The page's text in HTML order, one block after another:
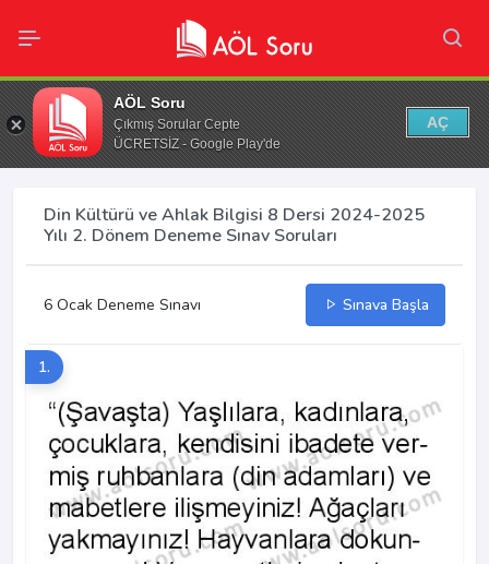
AÖL Soru
Çıkmış Sorular Cepte
ÜCRETSİZ - Google Play'de
AÇ
Din Kültürü ve Ahlak Bilgisi 8 Dersi 2024-2025
Yılı 2. Dönem Deneme Sınav Soruları
6 Ocak Deneme Sınavı Sınava Başla
1.